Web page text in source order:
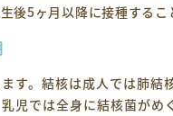
後5ヶ月以降に接種するこ
す。結核は成人では肺結
児では全身に結核菌がめ